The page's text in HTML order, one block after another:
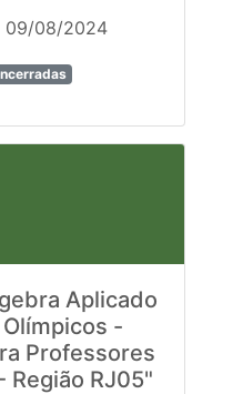
09/08/2024
Aplicado
-
Professores
Região RJ05"